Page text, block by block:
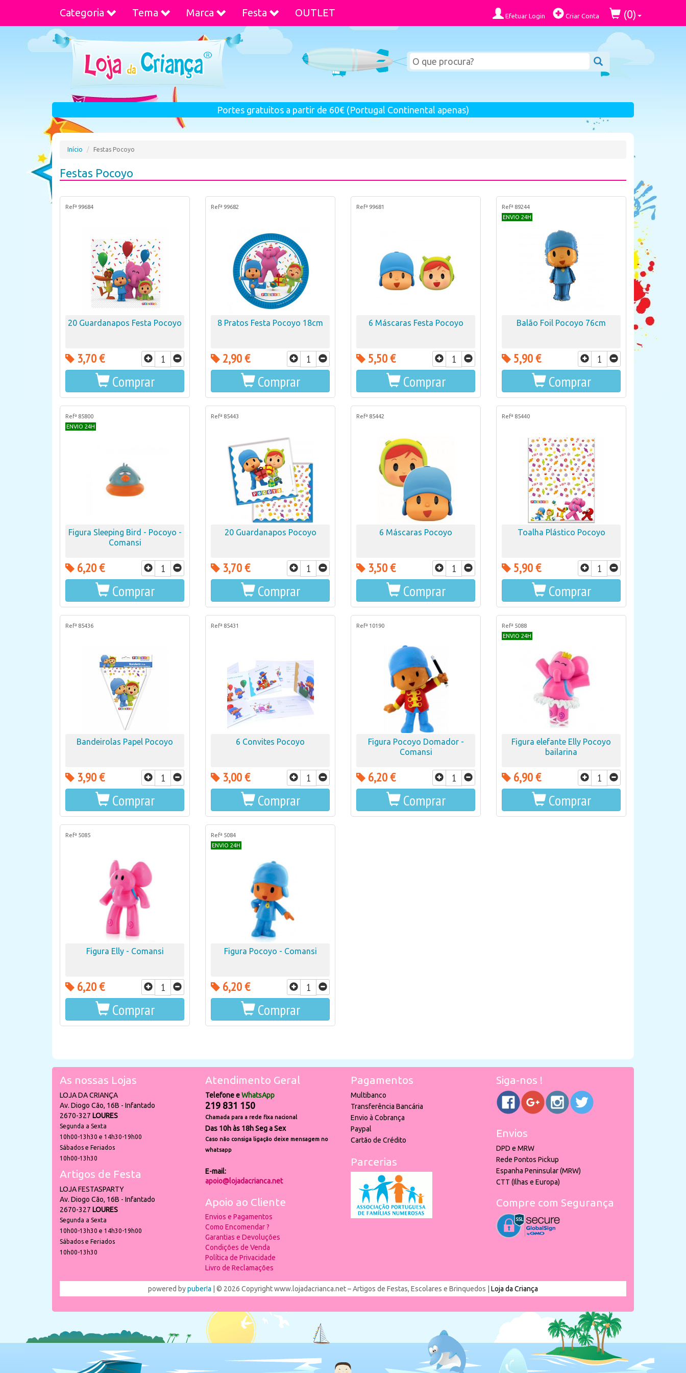
Categoria Tema Marca Festa OUTLET Efetuar Login Criar Conta (0)
Portes gratuitos a partir de 60€ (Portugal Continental apenas)
Início Festas Pocoyo
Festas Pocoyo
Refª 99684
20 Guardanapos Festa Pocoyo
3,70 €
Comprar
Refª 99682
8 Pratos Festa Pocoyo 18cm
2,90 €
Comprar
Refª 99681
6 Máscaras Festa Pocoyo
5,50 €
Comprar
Refª 89244
ENVIO 24H
Balão Foil Pocoyo 76cm
5,90 €
Comprar
Refª 85800
ENVIO 24H
Figura Sleeping Bird - Pocoyo -
Comansi
6,20 €
Comprar
Refª 85443
20 Guardanapos Pocoyo
3,70 €
Comprar
Refª 85442
6 Máscaras Pocoyo
3,50 €
Comprar
Refª 85440
Toalha Plástico Pocoyo
5,90 €
Comprar
Refª 85436
Bandeirolas Papel Pocoyo
3,90 €
Comprar
Refª 85431
6 Convites Pocoyo
3,00 €
Comprar
Refª 10190
Figura Pocoyo Domador -
Comansi
6,20 €
Comprar
Refª 5088
ENVIO 24H
Figura elefante Elly Pocoyo
bailarina
6,90 €
Comprar
Refª 5085
Figura Elly - Comansi
6,20 €
Comprar
Refª 5084
ENVIO 24H
Figura Pocoyo - Comansi
6,20 €
Comprar
As nossas Lojas
LOJA DA CRIANÇA
Av. Diogo Cão, 16B - Infantado
2670-327 LOURES
Segunda a Sexta
10h00-13h30 e 14h30-19h00
Sábados e Feriados
10h00-13h30
Artigos de Festa
LOJA FESTASPARTY
Av. Diogo Cão, 16B - Infantado
2670-327 LOURES
Segunda a Sexta
10h00-13h30 e 14h30-19h00
Sábados e Feriados
10h00-13h30
Atendimento Geral
Telefone eWhatsApp
219 831 150
Chamada para a rede fixa nacional
Das 10h às 18h Seg a Sex
Caso não consiga ligação deixe mensagem no
whatsapp
E-mail:
apoio@lojadacrianca.net
Apoio ao Cliente
Envios e Pagamentos
Como Encomendar ?
Garantias e Devoluções
Condições de Venda
Política de Privacidade
Livro de Reclamações
Pagamentos
Multibanco
Transferência Bancária
Envio à Cobrança
Paypal
Cartão de Crédito
Parcerias
Siga-nos !
Envios
DPD e MRW
Rede Pontos Pickup
Espanha Peninsular (MRW)
CTT (Ilhas e Europa)
Compre com Segurança
powered bypuber!a | © 2026 Copyright www.lojadacrianca.net – Artigos de Festas, Escolares e Brinquedos | Loja da Criança